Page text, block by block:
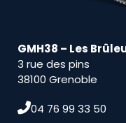
GMH38 – Les
3 rue des pins
38100 Grenoble
04 76 99 33 50